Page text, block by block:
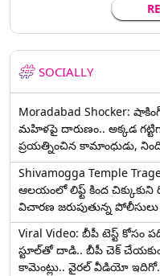
SOCIALLY
Moradabad Shocker:
మహిళపై దారుణం.. అక్కడ గట్టిగా
ప్రయత్నించిన కామాంధుడు,
Shivamogga Temple
ఆలయంలో లిఫ్ట్ కింద
విచారణ జరుపుతున్న పోలీసులు
Viral Video: బీపీ టెస్ట్‌ కోసం
స్టూల్‌తో దాడి.. బీపీ చెక్
కామెంట్లు.. వైరల్ వీడియో